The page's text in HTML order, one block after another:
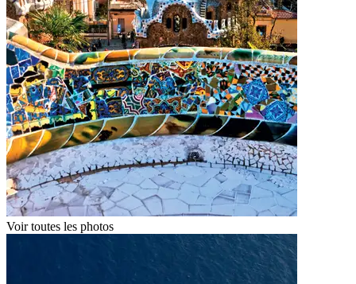
Voir toutes les photos